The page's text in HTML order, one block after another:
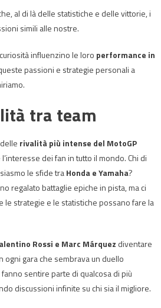
al di là delle statistiche e delle vittorie, i
simili alle nostre.
influenzino le loro performance in
passioni e strategie personali a
tra team
rivalità più intense del MotoGP
dei fan in tutto il mondo. Chi di
le sfide traHonda e Yamaha?
regalato battaglie epiche in pista, ma ci
le strategie e le statistiche possano fare la
Rossi e Marc Márquez diventare
ogni gara che sembrava un duello
sentire parte di qualcosa di più
discussioni infinite su chi sia il migliore.